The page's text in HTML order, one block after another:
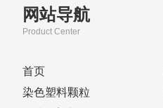
网站导航
Product Center
首页
染色塑料颗粒